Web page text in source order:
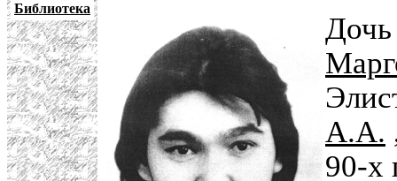
Библиотека
А.А.
90-х